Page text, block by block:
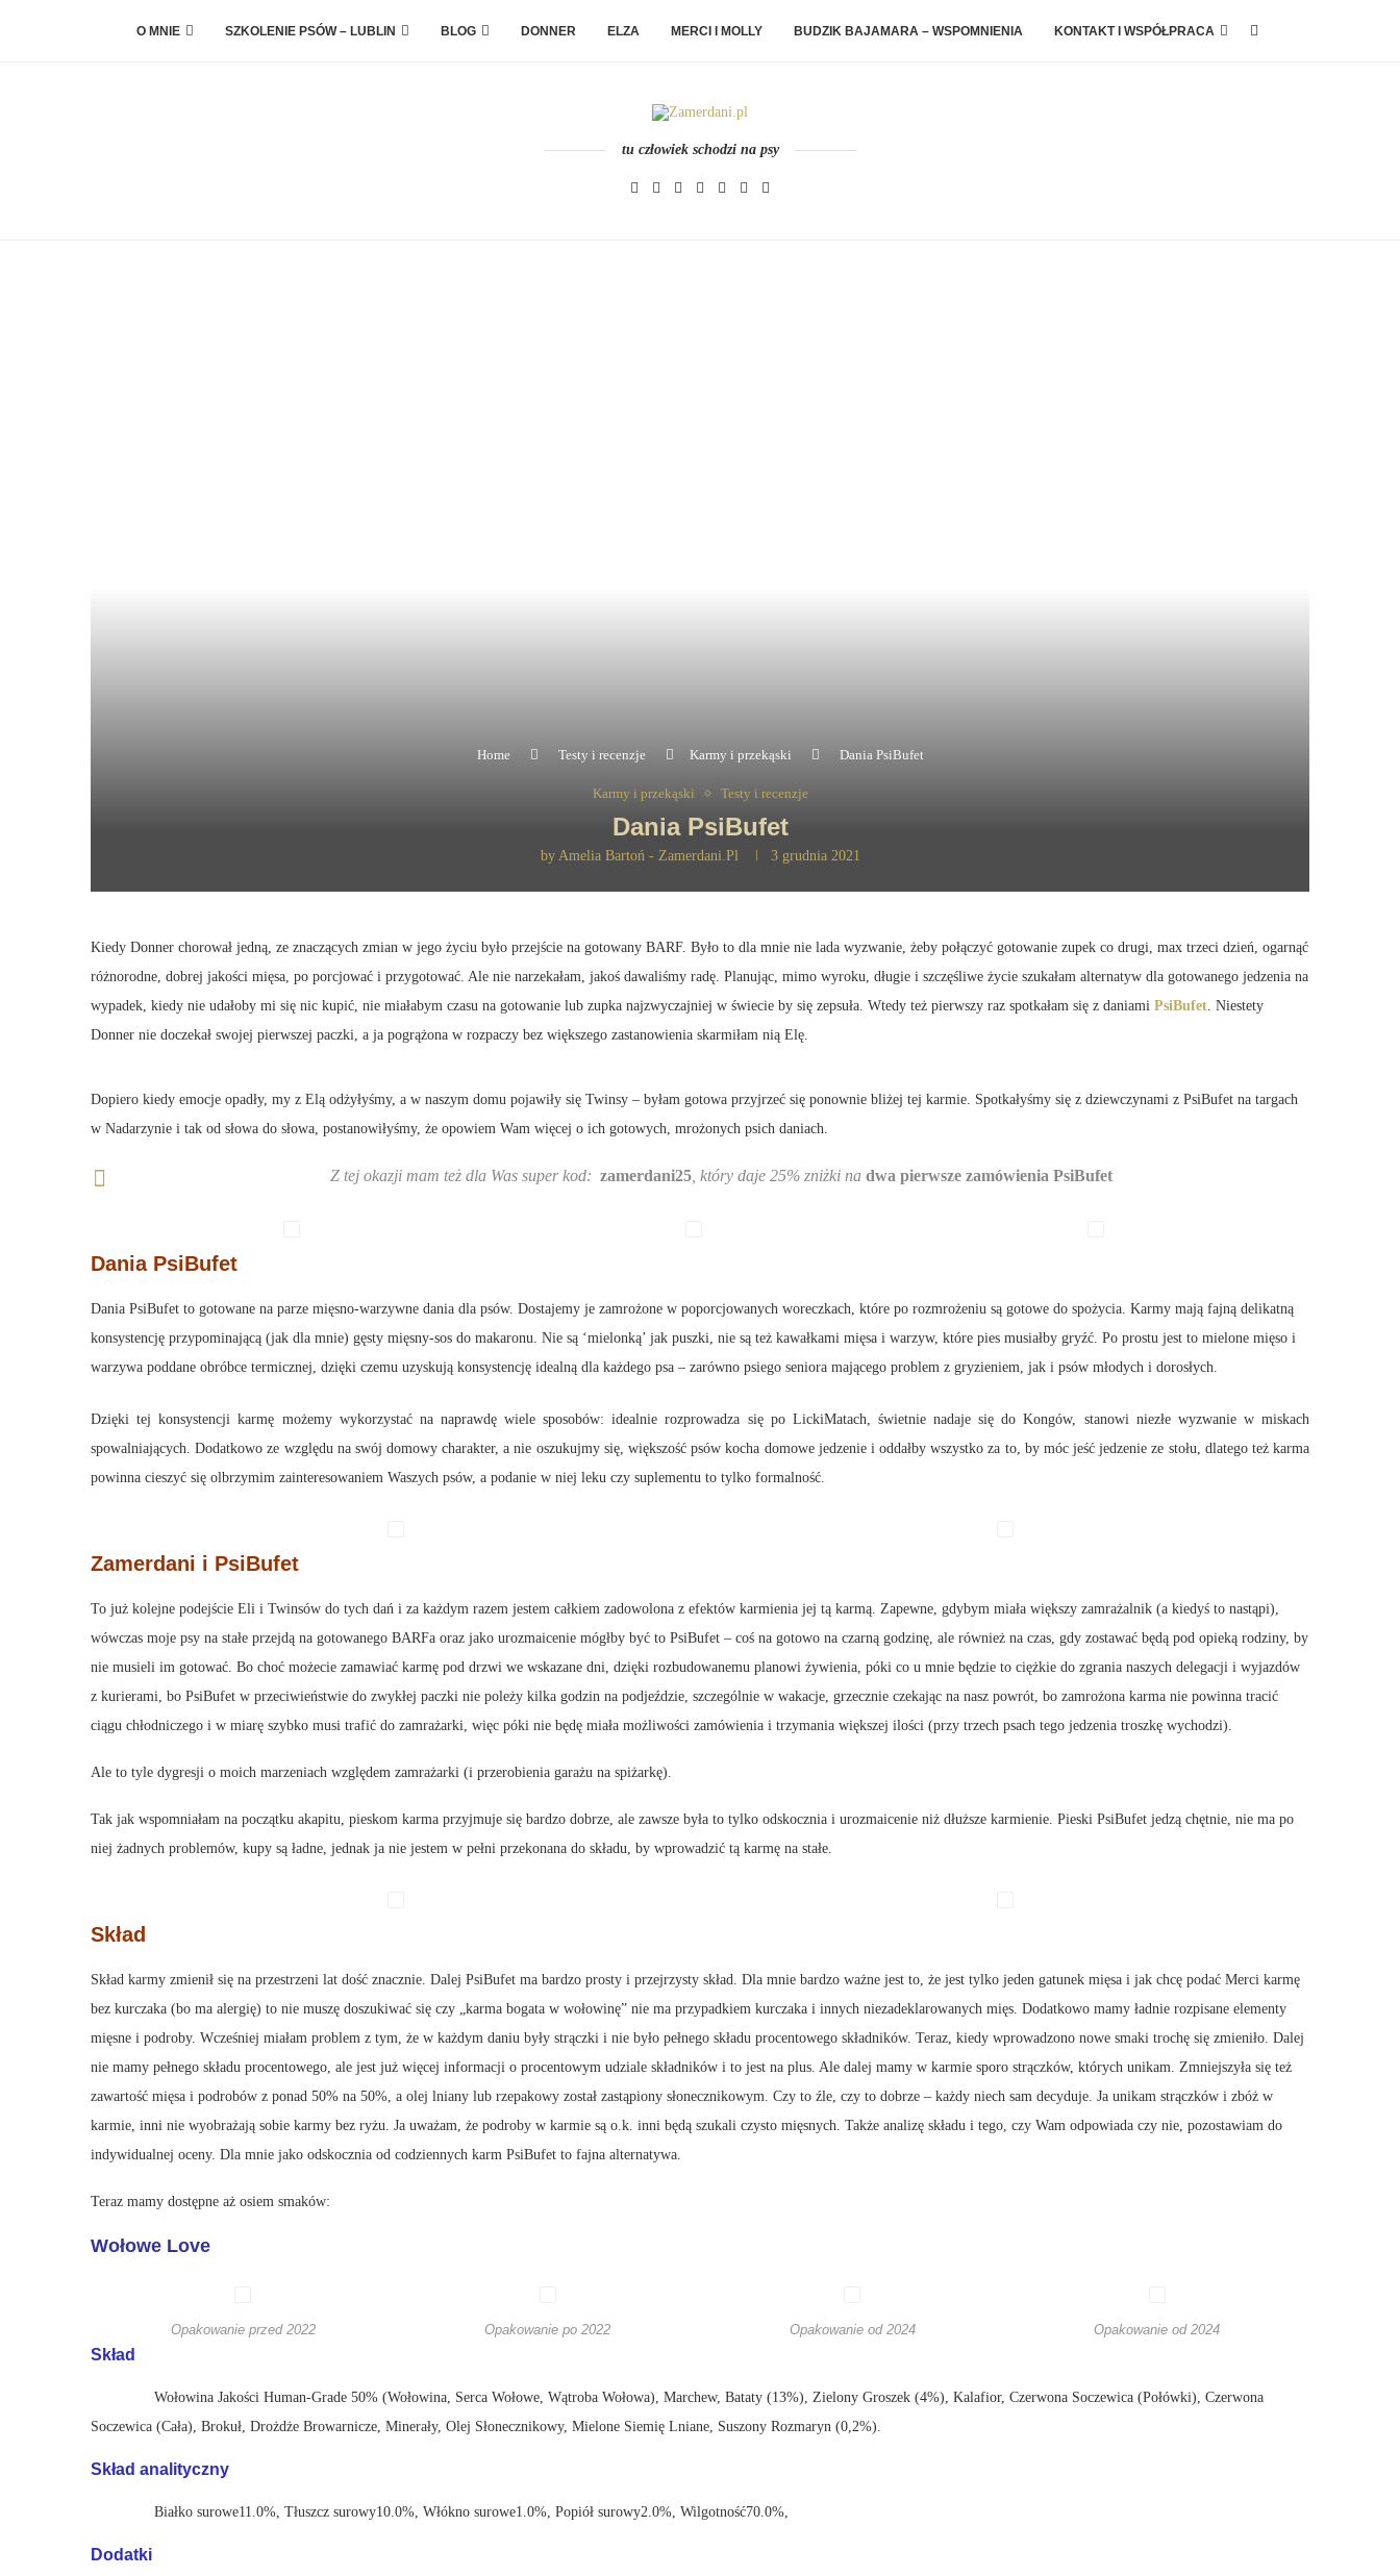
O MNIE SZKOLENIE PSÓW – LUBLIN BLOG DONNER ELZA MERCI I MOLLY BUDZIK BAJAMARA – WSPOMNIENIA KONTAKT I WSPÓŁPRACA
tu człowiek schodzi na psy
Home Testy i recenzje Karmy i przekąski Dania PsiBufet
Karmy i przekąski Testy i recenzje
Dania PsiBufet
by Amelia Bartoń - Zamerdani.pl 3 grudnia 2021
Kiedy Donner chorował jedną, ze znaczących zmian w jego życiu było przejście na gotowany BARF. Było to dla mnie nie lada wyzwanie, żeby połączyć gotowanie zupek co drugi, max trzeci dzień, ogarnąć
różnorodne, dobrej jakości mięsa, po porcjować i przygotować. Ale nie narzekałam, jakoś dawaliśmy radę. Planując, mimo wyroku, długie i szczęśliwe życie szukałam alternatyw dla gotowanego jedzenia na
wypadek, kiedy nie udałoby mi się nic kupić, nie miałabym czasu na gotowanie lub zupka najzwyczajniej w świecie by się zepsuła. Wtedy też pierwszy raz spotkałam się z daniami PsiBufet. Niestety
Donner nie doczekał swojej pierwszej paczki, a ja pogrążona w rozpaczy bez większego zastanowienia skarmiłam nią Elę.
Dopiero kiedy emocje opadły, my z Elą odżyłyśmy, a w naszym domu pojawiły się Twinsy – byłam gotowa przyjrzeć się ponownie bliżej tej karmie. Spotkałyśmy się z dziewczynami z PsiBufet na targach
w Nadarzynie i tak od słowa do słowa, postanowiłyśmy, że opowiem Wam więcej o ich gotowych, mrożonych psich daniach.
Z tej okazji mam też dla Was super kod: zamerdani25, który daje 25% zniżki na dwa pierwsze zamówienia PsiBufet
Dania PsiBufet
Dania PsiBufet to gotowane na parze mięsno-warzywne dania dla psów. Dostajemy je zamrożone w poporcjowanych woreczkach, które po rozmrożeniu są gotowe do spożycia. Karmy mają fajną delikatną
konsystencję przypominającą (jak dla mnie) gęsty mięsny-sos do makaronu. Nie są ‘mielonką’ jak puszki, nie są też kawałkami mięsa i warzyw, które pies musiałby gryźć. Po prostu jest to mielone mięso i
warzywa poddane obróbce termicznej, dzięki czemu uzyskują konsystencję idealną dla każdego psa – zarówno psiego seniora mającego problem z gryzieniem, jak i psów młodych i dorosłych.
Dzięki tej konsystencji karmę możemy wykorzystać na naprawdę wiele sposobów: idealnie rozprowadza się po LickiMatach, świetnie nadaje się do Kongów, stanowi niezłe wyzwanie w miskach
spowalniających. Dodatkowo ze względu na swój domowy charakter, a nie oszukujmy się, większość psów kocha domowe jedzenie i oddałby wszystko za to, by móc jeść jedzenie ze stołu, dlatego też karma
powinna cieszyć się olbrzymim zainteresowaniem Waszych psów, a podanie w niej leku czy suplementu to tylko formalność.
Zamerdani i PsiBufet
To już kolejne podejście Eli i Twinsów do tych dań i za każdym razem jestem całkiem zadowolona z efektów karmienia jej tą karmą. Zapewne, gdybym miała większy zamrażalnik (a kiedyś to nastąpi),
wówczas moje psy na stałe przejdą na gotowanego BARFa oraz jako urozmaicenie mógłby być to PsiBufet – coś na gotowo na czarną godzinę, ale również na czas, gdy zostawać będą pod opieką rodziny, by
nie musieli im gotować. Bo choć możecie zamawiać karmę pod drzwi we wskazane dni, dzięki rozbudowanemu planowi żywienia, póki co u mnie będzie to ciężkie do zgrania naszych delegacji i wyjazdów
z kurierami, bo PsiBufet w przeciwieństwie do zwykłej paczki nie poleży kilka godzin na podjeździe, szczególnie w wakacje, grzecznie czekając na nasz powrót, bo zamrożona karma nie powinna tracić
ciągu chłodniczego i w miarę szybko musi trafić do zamrażarki, więc póki nie będę miała możliwości zamówienia i trzymania większej ilości (przy trzech psach tego jedzenia troszkę wychodzi).
Ale to tyle dygresji o moich marzeniach względem zamrażarki (i przerobienia garażu na spiżarkę).
Tak jak wspomniałam na początku akapitu, pieskom karma przyjmuje się bardzo dobrze, ale zawsze była to tylko odskocznia i urozmaicenie niż dłuższe karmienie. Pieski PsiBufet jedzą chętnie, nie ma po
niej żadnych problemów, kupy są ładne, jednak ja nie jestem w pełni przekonana do składu, by wprowadzić tą karmę na stałe.
Skład
Skład karmy zmienił się na przestrzeni lat dość znacznie. Dalej PsiBufet ma bardzo prosty i przejrzysty skład. Dla mnie bardzo ważne jest to, że jest tylko jeden gatunek mięsa i jak chcę podać Merci karmę
bez kurczaka (bo ma alergię) to nie muszę doszukiwać się czy „karma bogata w wołowinę” nie ma przypadkiem kurczaka i innych niezadeklarowanych mięs. Dodatkowo mamy ładnie rozpisane elementy
mięsne i podroby. Wcześniej miałam problem z tym, że w każdym daniu były strączki i nie było pełnego składu procentowego składników. Teraz, kiedy wprowadzono nowe smaki trochę się zmieniło. Dalej
nie mamy pełnego składu procentowego, ale jest już więcej informacji o procentowym udziale składników i to jest na plus. Ale dalej mamy w karmie sporo strączków, których unikam. Zmniejszyła się też
zawartość mięsa i podrobów z ponad 50% na 50%, a olej lniany lub rzepakowy został zastąpiony słonecznikowym. Czy to źle, czy to dobrze – każdy niech sam decyduje. Ja unikam strączków i zbóż w
karmie, inni nie wyobrażają sobie karmy bez ryżu. Ja uważam, że podroby w karmie są o.k. inni będą szukali czysto mięsnych. Także analizę składu i tego, czy Wam odpowiada czy nie, pozostawiam do
indywidualnej oceny. Dla mnie jako odskocznia od codziennych karm PsiBufet to fajna alternatywa.
Teraz mamy dostępne aż osiem smaków:
Wołowe Love
Opakowanie przed 2022 Opakowanie po 2022 Opakowanie od 2024 Opakowanie od 2024
Skład
Wołowina Jakości Human-Grade 50% (Wołowina, Serca Wołowe, Wątroba Wołowa), Marchew, Bataty (13%), Zielony Groszek (4%), Kalafior, Czerwona Soczewica (Połówki), Czerwona
Soczewica (Cała), Brokuł, Drożdże Browarnicze, Minerały, Olej Słonecznikowy, Mielone Siemię Lniane, Suszony Rozmaryn (0,2%).
Skład analityczny
Białko surowe11.0%, Tłuszcz surowy10.0%, Włókno surowe1.0%, Popiół surowy2.0%, Wilgotność70.0%,
Dodatki